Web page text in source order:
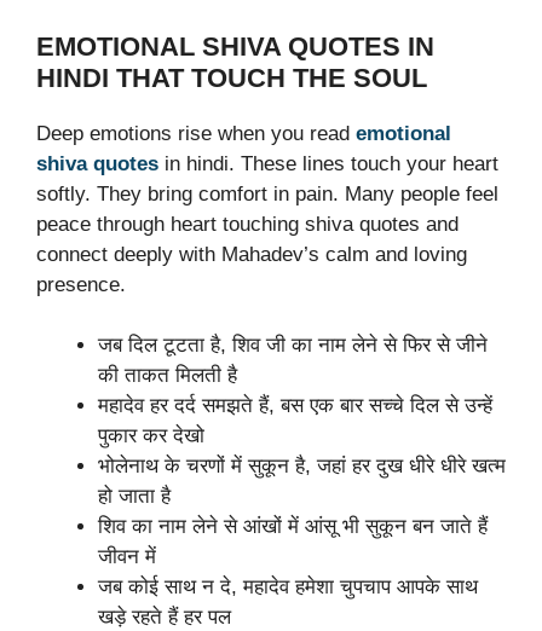
EMOTIONAL SHIVA QUOTES IN
HINDI THAT TOUCH THE SOUL
Deep emotions rise when you read emotional
shiva quotes in hindi. These lines touch your heart
softly. They bring comfort in pain. Many people feel
peace through heart touching shiva quotes and
connect deeply with Mahadev’s calm and loving
presence.
जब दिल टूटता है, शिव जी का नाम लेने से फिर से जीने
की ताकत मिलती है
महादेव हर दर्द समझते हैं, बस एक बार सच्चे दिल से उन्हें
पुकार कर देखो
भोलेनाथ के चरणों में सुकून है, जहां हर दुख धीरे धीरे खत्म
हो जाता है
शिव का नाम लेने से आंखों में आंसू भी सुकून बन जाते हैं
जीवन में
जब कोई साथ न दे, महादेव हमेशा चुपचाप आपके साथ
खड़े रहते हैं हर पल